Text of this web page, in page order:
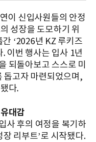
이 신입사원들의 안정
성장을 도모하기 위
‘2026년 KZ 루키즈
이번 행사는 입사 1년
되돌아보고 스스로 미
돕고자 마련되었으며,
다.
대감
사 후의 여정을 복기하
리부트’로 시작됐다.